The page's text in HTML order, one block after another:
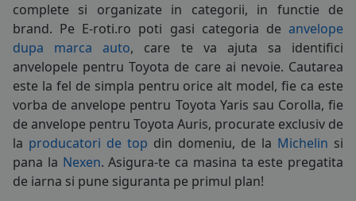
complete si organizate in categorii, in functie de
brand. Pe E-roti.ro poti gasi categoria de anvelope
dupa marca auto, care te va ajuta sa identifici
anvelopele pentru Toyota de care ai nevoie. Cautarea
este la fel de simpla pentru orice alt model, fie ca este
vorba de anvelope pentru Toyota Yaris sau Corolla, fie
de anvelope pentru Toyota Auris, procurate exclusiv de
la producatori de top din domeniu, de la Michelin si
pana la Nexen. Asigura-te ca masina ta este pregatita
de iarna si pune siguranta pe primul plan!